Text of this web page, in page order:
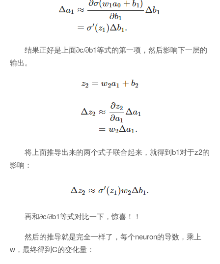
结果正好是上面∂c/∂b1等式的第一项，然后影响下一层的
输出。
将上面推导出来的两个式子联合起来，就得到b1对于z2的
影响：
再和∂c/∂b1等式对比一下，惊喜！！
然后的推导就是完全一样了，每个neuron的导数，乘上
w，最终得到C的变化量：